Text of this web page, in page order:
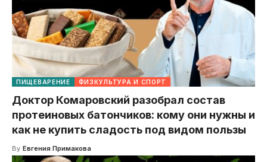
ПИЩЕВАРЕНИЕ ФИЗКУЛЬТУРА И СПОРТ
Доктор Комаровский разобрал состав
протеиновых батончиков: кому они нужны и
как не купить сладость под видом пользы
By Евгения Примакова